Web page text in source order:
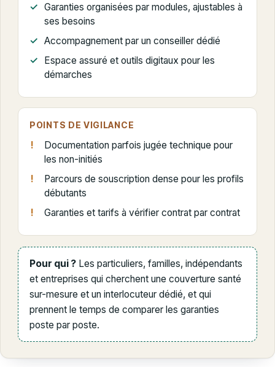
Garanties organisées par modules, ajustables à
ses besoins
Accompagnement par un conseiller dédié
Espace assuré et outils digitaux pour les
démarches
POINTS DE VIGILANCE
Documentation parfois jugée technique pour
les non-initiés
Parcours de souscription dense pour les profils
débutants
Garanties et tarifs à vérifier contrat par contrat
Pour qui ? Les particuliers, familles, indépendants
et entreprises qui cherchent une couverture santé
sur-mesure et un interlocuteur dédié, et qui
prennent le temps de comparer les garanties
poste par poste.